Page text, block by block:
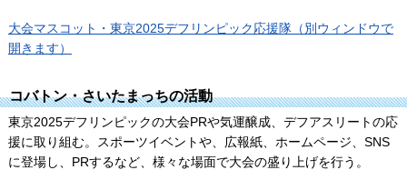
大会マスコット・東京2025デフリンピック応援隊（別ウィンドウで
開きます）
コバトン・さいたまっちの活動
東京2025デフリンピックの大会PRや気運醸成、デフアスリートの応
援に取り組む。スポーツイベントや、広報紙、ホームページ、SNS
に登場し、PRするなど、様々な場面で大会の盛り上げを行う。